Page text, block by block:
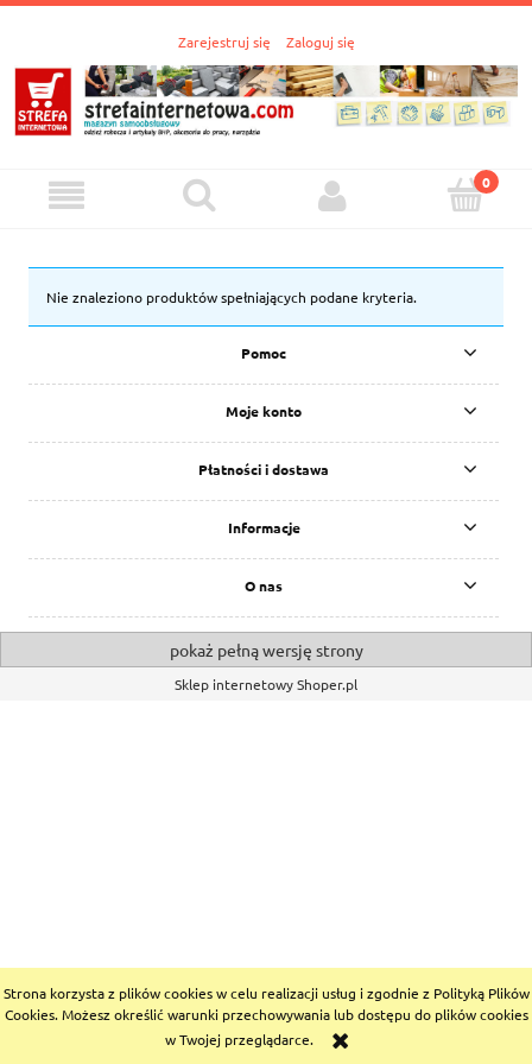
Strona korzysta z plików cookies w celu realizacji usług i zgodnie z Polityką Plików
Cookies. Możesz określić warunki przechowywania lub dostępu do plików cookies
w Twojej przeglądarce.
Zarejestruj się Zaloguj się
Nie znaleziono produktów spełniających podane kryteria.
Pomoc
Moje konto
Płatności i dostawa
Informacje
O nas
pokaż pełną wersję strony
Sklep internetowy Shoper.pl